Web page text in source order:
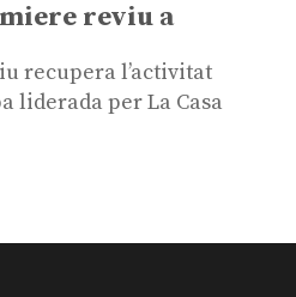
reviu a
recupera l’activitat
liderada per La Casa